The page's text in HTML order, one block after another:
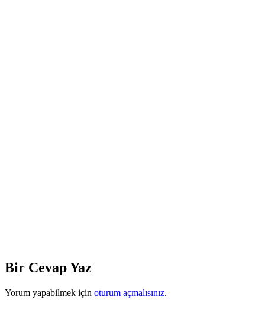
Bir Cevap Yaz
Yorum yapabilmek için oturum açmalısınız.